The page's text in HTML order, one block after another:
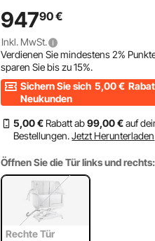
94790€
Inkl. MwSt.
Verdienen Sie mindestens2%
sparen Sie bis zu15%.
Sichern Sie sich 5,00 €
Neukunden
5,00 € Rabatt ab99,00 €auf
Bestellungen. Jetzt Herunterladen
Öffnen Sie die Tür links und rechts:
Rechte Tür